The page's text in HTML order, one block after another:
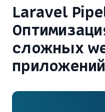
Laravel
сложных
приложений